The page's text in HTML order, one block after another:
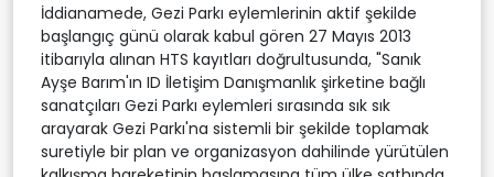
İddianamede, Gezi Parkı eylemlerinin aktif şekilde
başlangıç günü olarak kabul gören 27 Mayıs 2013
itibarıyla alınan HTS kayıtları doğrultusunda, "Sanık
Ayşe Barım'ın ID İletişim Danışmanlık şirketine bağlı
sanatçıları Gezi Parkı eylemleri sırasında sık sık
arayarak Gezi Parkı'na sistemli bir şekilde toplamak
suretiyle bir plan ve organizasyon dahilinde yürütülen